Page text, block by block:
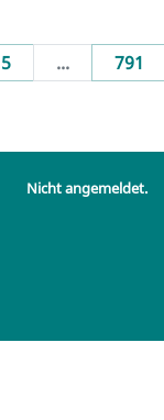
5 ... 791
Nicht angemeldet.